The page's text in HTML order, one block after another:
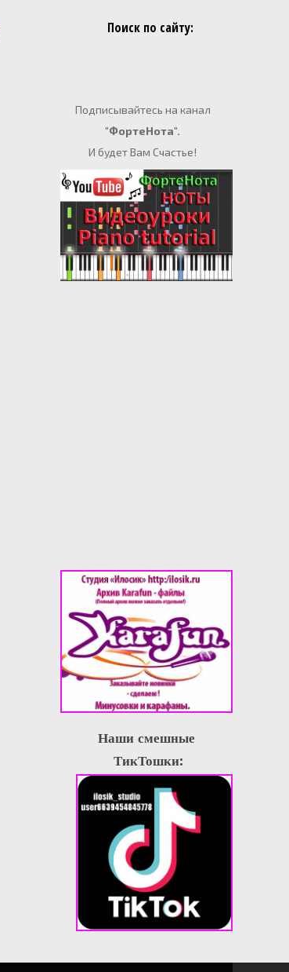
Поиск по сайту:
Подписывайтесь на канал
"ФортеНота".
И будет Вам Счастье!
Наши смешные
ТикТошки: